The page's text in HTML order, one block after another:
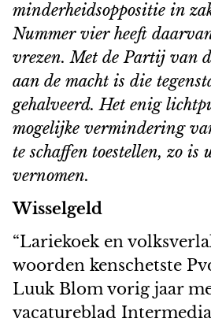
minderheidsoppositie in
Nummer vier heeft
vrezen. Met de Partij van
aan de macht is die
gehalveerd. Het enig
mogelijke vermindering
te schaffen toestellen, zo is
vernomen.
Wisselgeld
“Lariekoek en
woorden kenschetste
Luuk Blom vorig jaar
vacatureblad